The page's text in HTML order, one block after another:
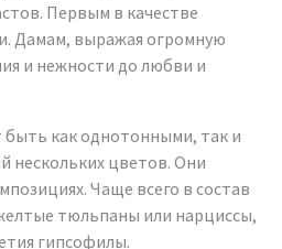
Первым в качестве
Дамам, выражая огромную
и нежности до любви и
быть как однотонными, так и
нескольких цветов. Они
Чаще всего в состав
тюльпаны или нарциссы,
гипсофилы.